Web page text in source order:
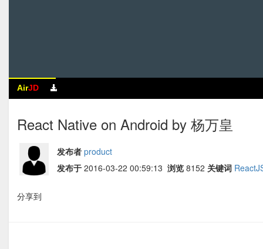
AirJD
React Native on Android by 杨万皇
发布者 product
发布于 2016-03-22 00:59:13 浏览 8152 关键词
分享到